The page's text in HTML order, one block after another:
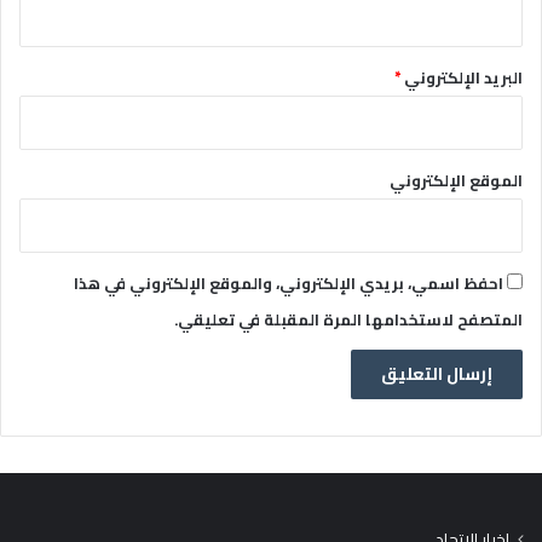
البريد الإلكتروني*
الموقع الإلكتروني
احفظ اسمي، بريدي الإلكتروني، والموقع الإلكتروني في هذا
المتصفح لاستخدامها المرة المقبلة في تعليقي.